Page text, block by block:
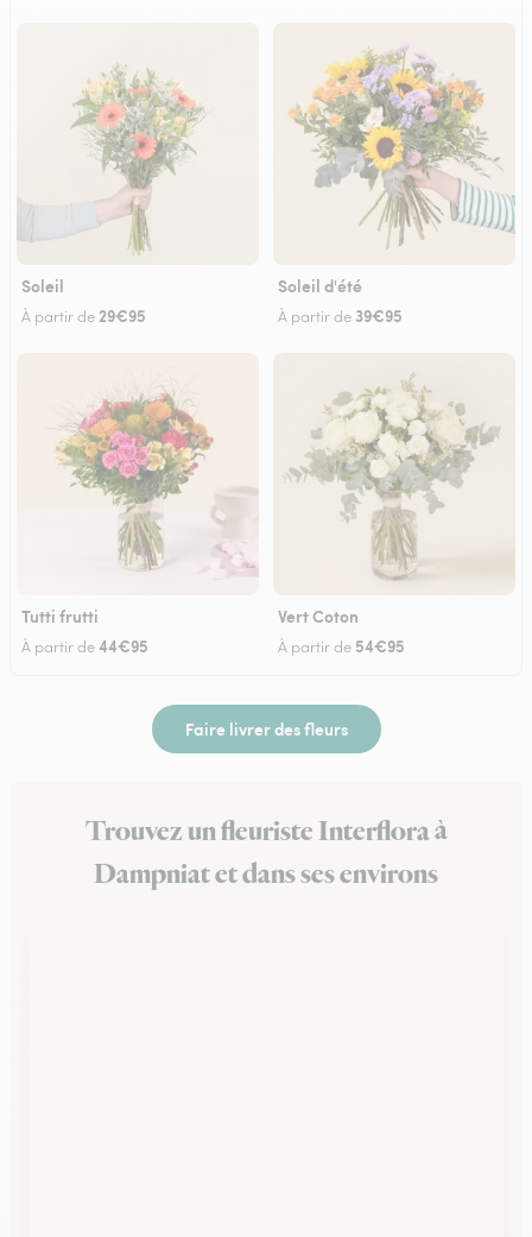
Soleil
À partir de29€95
Soleil d'été
À partir de 39€95
Tutti frutti
À partir de44€95
Vert Coton
À partir de 54€95
Faire livrer des fleurs
Trouvez un fleuriste Interflora à
Dampniat et dans ses environs